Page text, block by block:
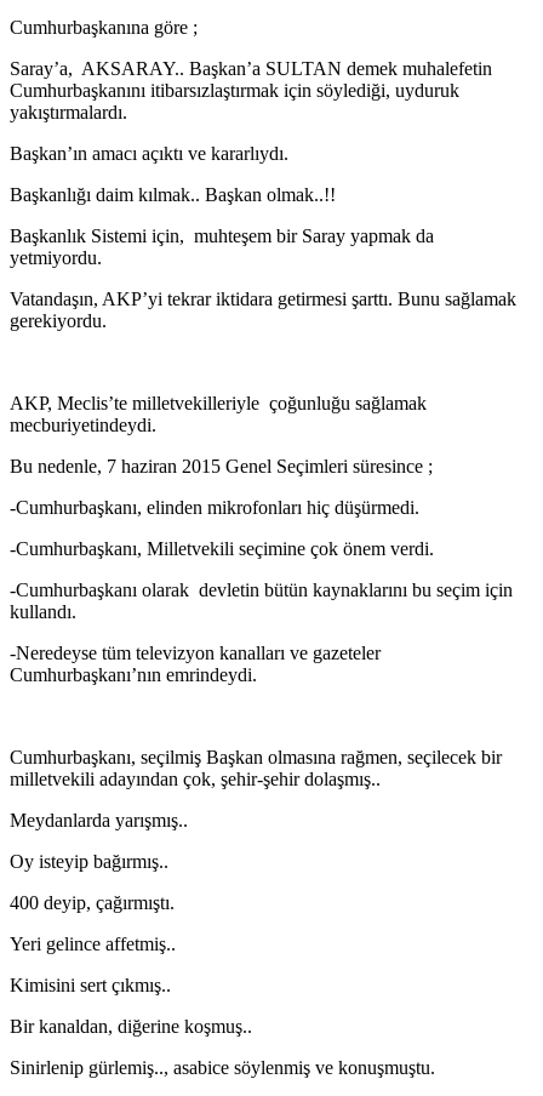
Cumhurbaşkanına göre ;
Saray’a, AKSARAY.. Başkan’a SULTAN demek muhalefetin
Cumhurbaşkanını itibarsızlaştırmak için söylediği, uyduruk
yakıştırmalardı.
Başkan’ın amacı açıktı ve kararlıydı.
Başkanlığı daim kılmak.. Başkan olmak..!!
Başkanlık Sistemi için, muhteşem bir Saray yapmak da
yetmiyordu.
Vatandaşın, AKP’yi tekrar iktidara getirmesi şarttı. Bunu sağlamak
gerekiyordu.
AKP, Meclis’te milletvekilleriyle çoğunluğu sağlamak
mecburiyetindeydi.
Bu nedenle, 7 haziran 2015 Genel Seçimleri süresince ;
-Cumhurbaşkanı, elinden mikrofonları hiç düşürmedi.
-Cumhurbaşkanı, Milletvekili seçimine çok önem verdi.
-Cumhurbaşkanı olarak devletin bütün kaynaklarını bu seçim için
kullandı.
-Neredeyse tüm televizyon kanalları ve gazeteler
Cumhurbaşkanı’nın emrindeydi.
Cumhurbaşkanı, seçilmiş Başkan olmasına rağmen, seçilecek bir
milletvekili adayından çok, şehir-şehir dolaşmış..
Meydanlarda yarışmış..
Oy isteyip bağırmış..
400 deyip, çağırmıştı.
Yeri gelince affetmiş..
Kimisini sert çıkmış..
Bir kanaldan, diğerine koşmuş..
Sinirlenip gürlemiş.., asabice söylenmiş ve konuşmuştu.